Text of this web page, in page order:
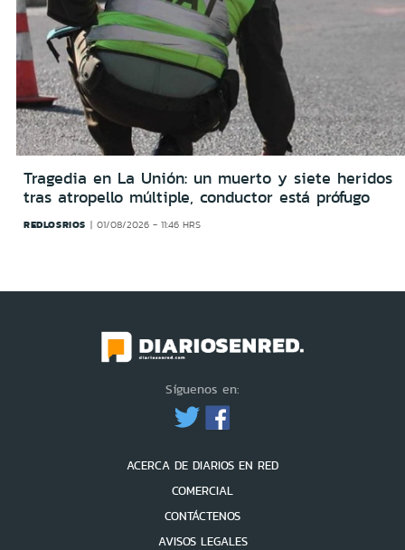
Tragedia en La Unión: un muerto y siete heridos
tras atropello múltiple, conductor está prófugo
REDLOSRIOS 01/08/2026 - 11:46 HRS
Síguenos en:
ACERCA DE DIARIOS EN RED
COMERCIAL
CONTÁCTENOS
AVISOS LEGALES